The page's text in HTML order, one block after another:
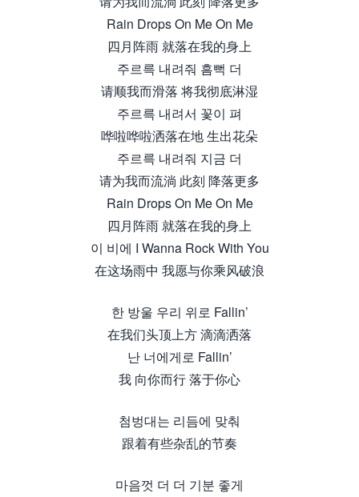
Rain Drops On Me On Me
四月阵雨 就落在我的身上
주르륵 내려줘 흠뻑 더
请顺我而滑落 将我彻底淋湿
주르륵 내려서 꽃이 펴
哗啦哗啦洒落在地 生出花朵
주르륵 내려줘 지금 더
请为我而流淌 此刻 降落更多
Rain Drops On Me On Me
四月阵雨 就落在我的身上
이 비에 I Wanna Rock With You
在这场雨中 我愿与你乘风破浪
한 방울 우리 위로 Fallin’
在我们头顶上方 滴滴洒落
난 너에게로 Fallin’
我 向你而行 落于你心
첨벙대는 리듬에 맞춰
跟着有些杂乱的节奏
마음껏 더 더 기분 좋게